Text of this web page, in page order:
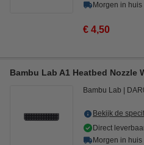
Morgen in huis
€ 4,50
Bambu Lab A1 Heatbed Nozzle
Bambu Lab
Bekijk de
Direct
Morgen in huis